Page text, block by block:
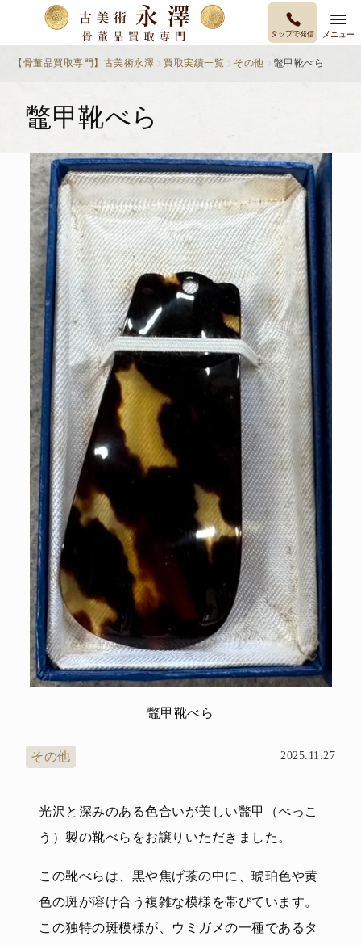
タップで発信 メニュー
【骨董品買取専門】古美術永澤 買取実績一覧 その他 鼈甲靴べら
鼈甲靴べら
鼈甲靴べら
その他 2025.11.27
光沢と深みのある色合いが美しい鼈甲（べっこ
う）製の靴べらをお譲りいただきました。
この靴べらは、黒や焦げ茶の中に、琥珀色や黄
色の斑が溶け合う複雑な模様を帯びています。
この独特の斑模様が、ウミガメの一種であるタ